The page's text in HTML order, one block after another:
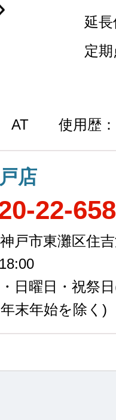
延
定
AT 使用歴
店
22-
戸市東灘区住
日曜日・祝祭日
末年始を除く)